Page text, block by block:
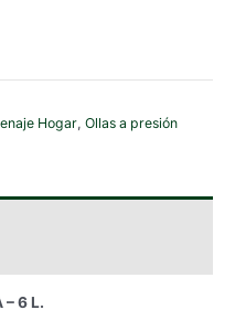
Hogar, Ollas a presión
– 6 L.